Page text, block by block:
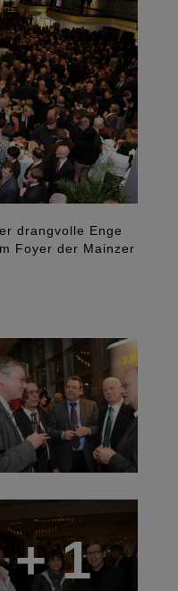
im
Stefan
Eichler mit
+ 1